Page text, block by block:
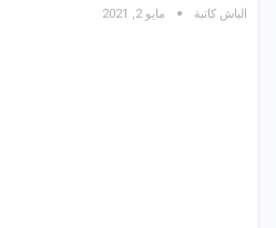
الباش كاتبة مايو 2, 2021